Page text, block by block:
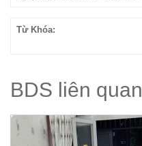
Từ Khóa:
BDS liên quan